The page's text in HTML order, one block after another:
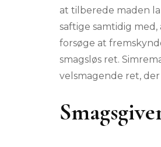
at tilberede maden
saftige samtidig
forsøge at
smagsløs ret.
velsmagende ret,